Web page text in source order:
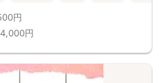
円
4,000円